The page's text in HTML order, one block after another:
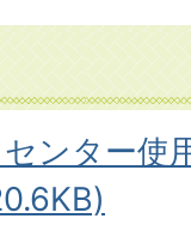
ンター使